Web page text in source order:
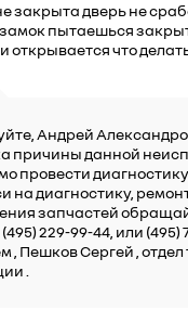
закрыта дверь не
пытаешься
открывается что
Андрей
причины данной
провести диагностику.
на диагностику,
запчастей
229-99-44, или (495)
, Пешков Сергей , отдел
.